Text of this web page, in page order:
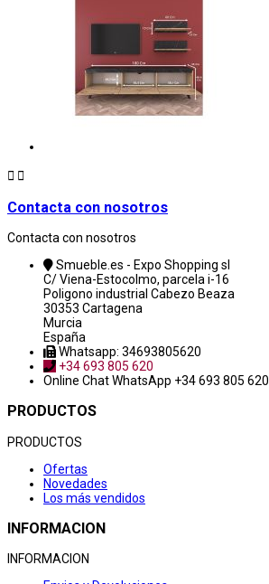
 
Contacta con nosotros
Contacta con nosotros
Smueble.es - Expo Shopping sl
C/ Viena-Estocolmo, parcela i-16
Poligono industrial Cabezo Beaza
30353 Cartagena
Murcia
España
Whatsapp: 34693805620
+34 693 805 620
Online ChatWhatsApp +34 693 805 620
PRODUCTOS
PRODUCTOS
Ofertas
Novedades
Los más vendidos
INFORMACION
INFORMACION